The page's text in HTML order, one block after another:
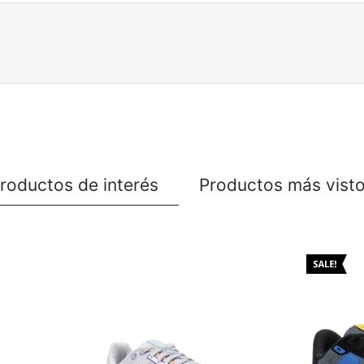
de interés Productos más